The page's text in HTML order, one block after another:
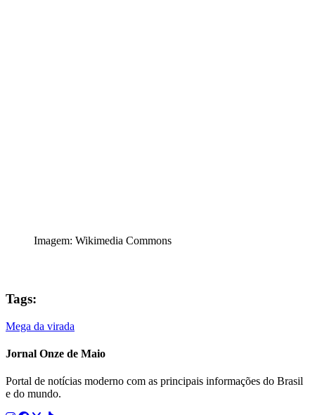
Imagem: Wikimedia Commons
Tags:
Mega da virada
Jornal Onze de Maio
Portal de notícias moderno com as principais informações do Brasil
e do mundo.